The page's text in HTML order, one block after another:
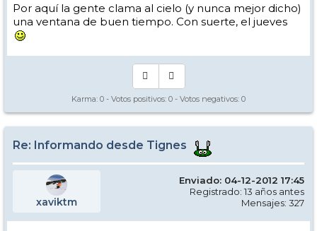
Por aquí la gente clama al cielo (y nunca mejor dicho)
una ventana de buen tiempo. Con suerte, el jueves
Karma: 0 - Votos positivos: 0 - Votos negativos: 0
Re: Informando desde Tignes
xaviktm
Enviado: 04-12-2012 17:45
Registrado: 13 años antes
Mensajes: 327